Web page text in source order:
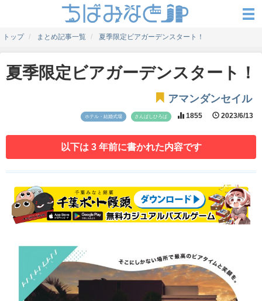
トップ まとめ記事一覧 夏季限定ビアガーデンスタート！
夏季限定ビアガーデンスタート！
アマンダンセイル
ホテル・結婚式場 さんばしひろば 1855 2023/6/13
以下は 3 年前に書かれた内容です